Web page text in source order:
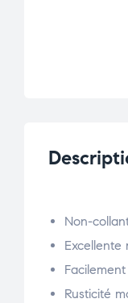
Non-
Excellente
Rusticité